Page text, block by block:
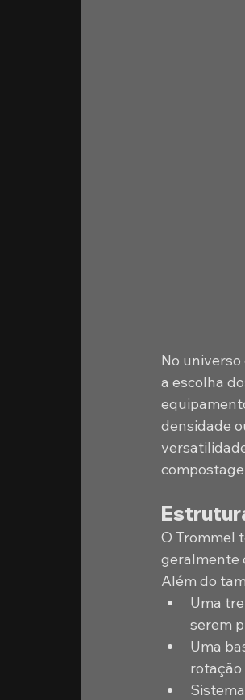
No
a escolha
densidade
O Trommel
geralmente
Além do
Uma
serem
Uma